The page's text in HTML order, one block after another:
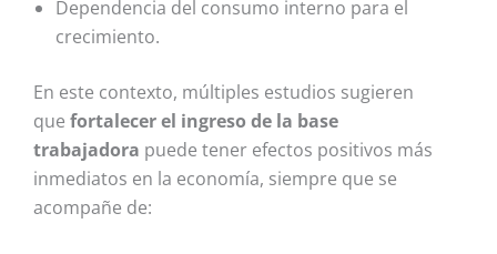
Dependencia del consumo interno para el
crecimiento.
En este contexto, múltiples estudios sugieren
que fortalecer el ingreso de la base
trabajadora puede tener efectos positivos más
inmediatos en la economía, siempre que se
acompañe de: